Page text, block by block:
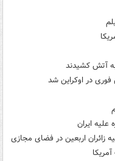
آتش کشیدند
در اوکراین شد
ایران
زائران اربعین در فضای مجازی